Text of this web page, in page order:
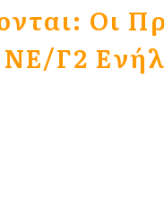
Οι
ΝΕ/Γ2